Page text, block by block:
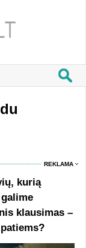
REKLAMA
kurią
klausimas –